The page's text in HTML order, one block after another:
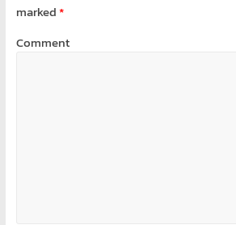
marked*
Comment